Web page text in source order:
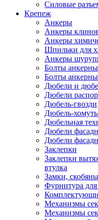
Силовые
Крепеж
Анкеры
Анкеры
Анкеры
Шпильки для
Анкеры
Болты
Болты
Дюбели и
Дюбели
Дюбель-гвозди
Дюбель-
Дюбельная
Дюбели
Дюбели
Заклепки
Заклепки
втулка
Замки,
Фурнитура для
Механизмы
Механизмы